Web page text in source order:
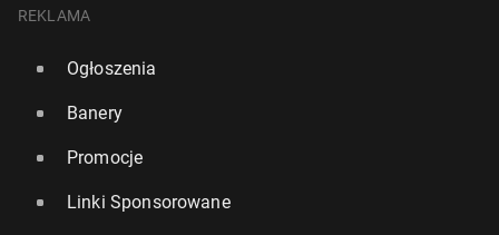
REKLAMA
Ogłoszenia
Banery
Promocje
Linki Sponsorowane